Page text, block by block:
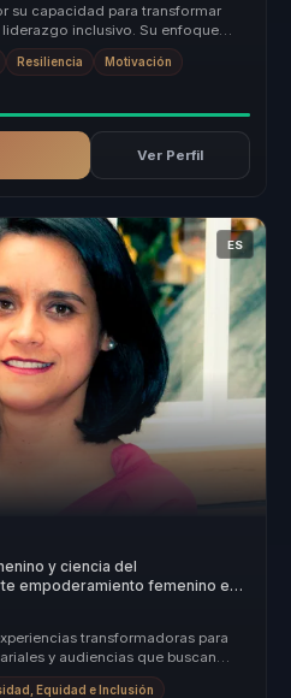
su capacidad para transformar
inclusivo. Su enfoque
Resiliencia Motivación
Ver Perfil
ES
y ciencia del
empoderamiento femenino en
para mujeres líderes.
transformadoras para
y audiencias que buscan
Equidad e Inclusión